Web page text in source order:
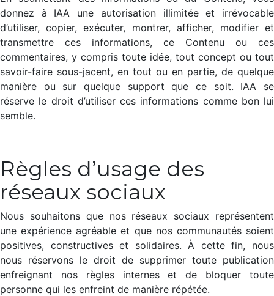
donnez à IAA une autorisation illimitée et irrévocable
d’utiliser, copier, exécuter, montrer, afficher, modifier et
transmettre ces informations, ce Contenu ou ces
commentaires, y compris toute idée, tout concept ou tout
savoir-faire sous-jacent, en tout ou en partie, de quelque
manière ou sur quelque support que ce soit. IAA se
réserve le droit d’utiliser ces informations comme bon lui
semble.
Règles d’usage des
réseaux sociaux​
Nous souhaitons que nos réseaux sociaux représentent
une expérience agréable et que nos communautés soient
positives, constructives et solidaires. À cette fin, nous
nous réservons le droit de supprimer toute publication
enfreignant nos règles internes et de bloquer toute
personne qui les enfreint de manière répétée.